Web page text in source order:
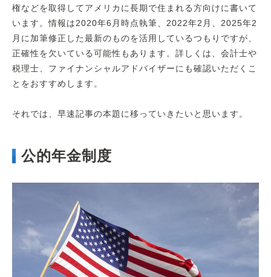
権などを取得してアメリカに長期で住まれる方向けに書いて
います。情報は2020年6月時点執筆、2022年2月、2025年2
月に加筆修正した最新のものを活用しているつもりですが、
正確性を欠いている可能性もあります。詳しくは、会計士や
税理士、ファイナンシャルアドバイザーにも確認いただくこ
とをおすすめします。
それでは、早速記事の本題に移っていきたいと思います。
公的年金制度